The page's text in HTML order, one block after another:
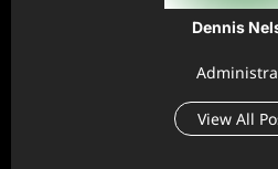
Dennis
View All